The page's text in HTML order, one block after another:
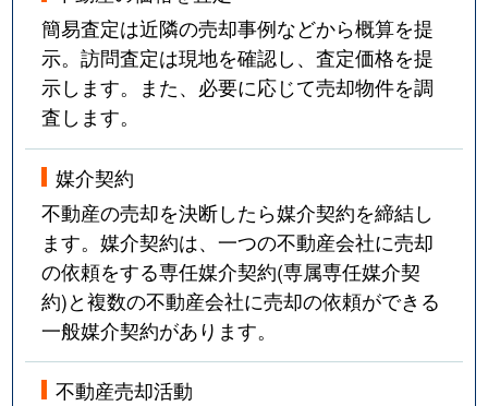
簡易査定は近隣の売却事例などから概算を提
示。訪問査定は現地を確認し、査定価格を提
示します。また、必要に応じて売却物件を調
査します。
媒介契約
不動産の売却を決断したら媒介契約を締結し
ます。媒介契約は、一つの不動産会社に売却
の依頼をする専任媒介契約(専属専任媒介契
約)と複数の不動産会社に売却の依頼ができる
一般媒介契約があります。
不動産売却活動